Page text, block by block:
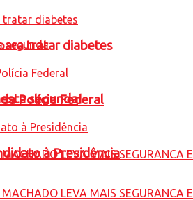
segunda
tratar diabetes
Polícia Federal
à Presidência